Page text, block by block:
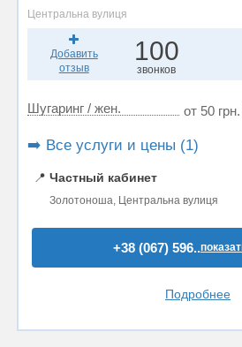
Центральна вулиця
Добавить
отзыв
100
звонков
Шугаринг / жен. от 50
➡️ Все услуги и цены (1)
📍 Частный кабинет
Золотоноша, Центральна вулиця
+38 (067) 596..
Подробнее